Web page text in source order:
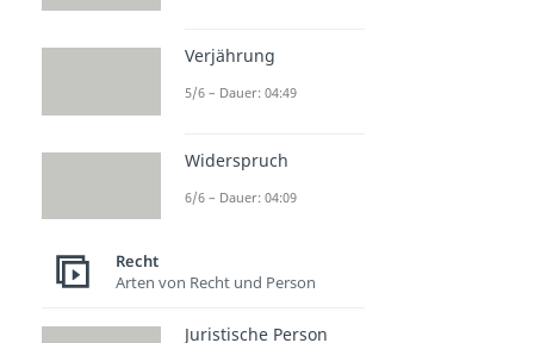
Verjährung
5/6 – Dauer: 04:49
Widerspruch
6/6 – Dauer: 04:09
Recht
Arten von Recht und Person
Juristische Person